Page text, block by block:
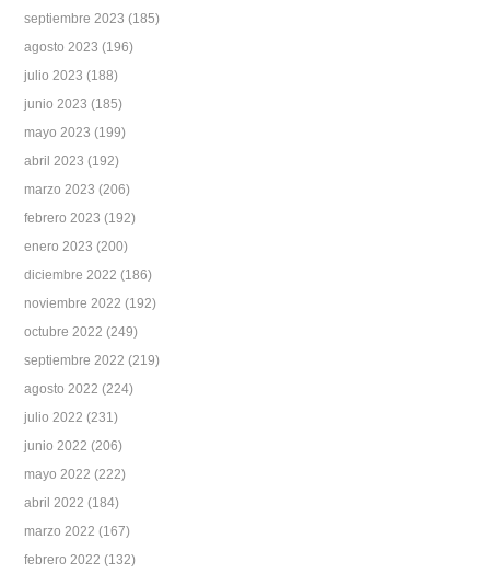
septiembre 2023 (185)
agosto 2023 (196)
julio 2023 (188)
junio 2023 (185)
mayo 2023 (199)
abril 2023 (192)
marzo 2023 (206)
febrero 2023 (192)
enero 2023 (200)
diciembre 2022 (186)
noviembre 2022 (192)
octubre 2022 (249)
septiembre 2022 (219)
agosto 2022 (224)
julio 2022 (231)
junio 2022 (206)
mayo 2022 (222)
abril 2022 (184)
marzo 2022 (167)
febrero 2022 (132)